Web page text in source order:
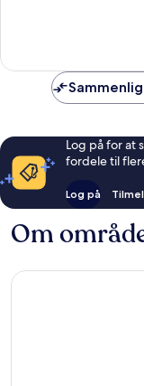
anmeldelser
Log på for at
fordele til
Log på
Om